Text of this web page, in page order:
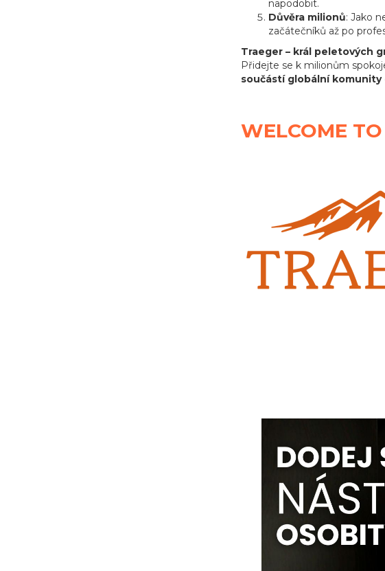
napodobit.
Důvěra milionů: Jako
začátečníků až po
Traeger – král peletových
Přidejte se k milionům
součástí globální
WELCOME